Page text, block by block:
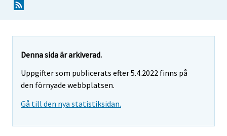
Denna sida är arkiverad.
Uppgifter som publicerats efter 5.4.2022 finns på
den förnyade webbplatsen.
Gå till den nya statistiksidan.